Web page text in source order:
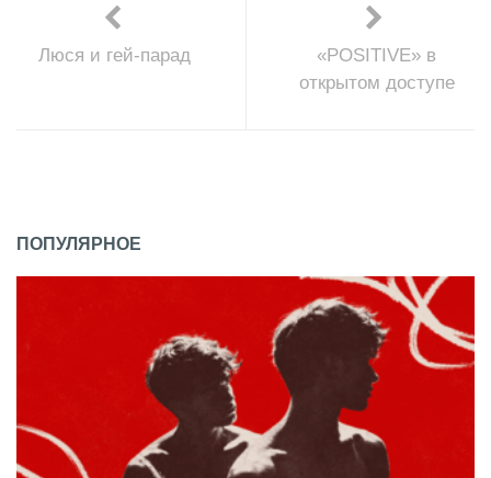
Люся и гей-парад
«POSITIVE» в
открытом доступе
ПОПУЛЯРНОЕ